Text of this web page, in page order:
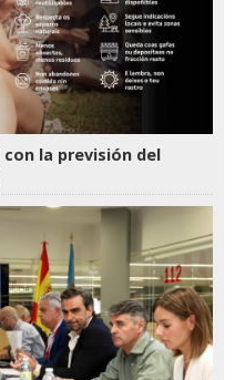
la previsión del